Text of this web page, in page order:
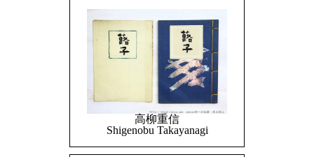
高柳重信
Shigenobu Takayanagi